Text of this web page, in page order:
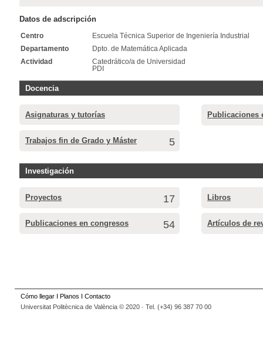
Datos de adscripción
Centro
Escuela Técnica Superior de Ingeniería Industrial
Departamento
Dpto. de Matemática Aplicada
Actividad
Catedrático/a de Universidad
PDI
Docencia
Asignaturas y tutorías Publicaciones
Trabajos fin de Grado y Máster 5
Investigación
Proyectos 17 Libros
Publicaciones en congresos 54 Artículos de
Cómo llegar I Planos I Contacto
Universitat Politècnica de València © 2020 · Tel. (+34) 96 387 70 00